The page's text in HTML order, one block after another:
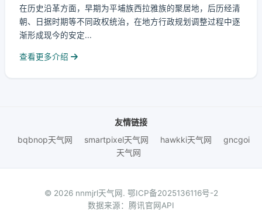
在历史沿革方面，早期为平埔族西拉雅族的聚居地，后历经清
朝、日据时期等不同政权统治，在地方行政规划调整过程中逐
渐形成现今的安定...
查看更多介绍
友情链接
bqbnop天气网
smartpixel天气网 hawkki天气网
gncgoi
天气网
© 2026 nnmjrl天气网. 鄂ICP备2025136116号-2
数据来源：腾讯官网API